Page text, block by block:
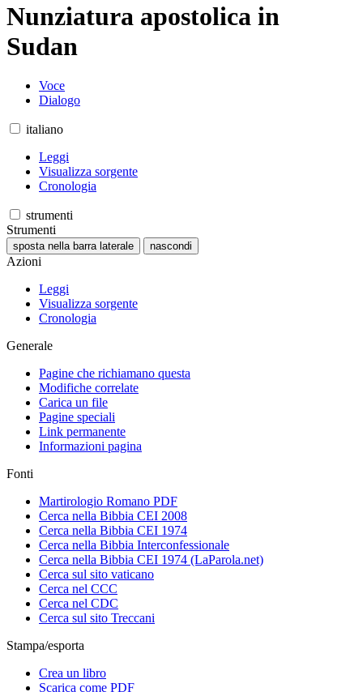
Nunziatura apostolica in
Sudan
Voce
Dialogo
italiano
Leggi
Visualizza sorgente
Cronologia
strumenti
Strumenti
sposta nella barra laterale nascondi
Azioni
Leggi
Visualizza sorgente
Cronologia
Generale
Pagine che richiamano questa
Modifiche correlate
Carica un file
Pagine speciali
Link permanente
Informazioni pagina
Fonti
Martirologio Romano PDF
Cerca nella Bibbia CEI 2008
Cerca nella Bibbia CEI 1974
Cerca nella Bibbia Interconfessionale
Cerca nella Bibbia CEI 1974 (LaParola.net)
Cerca sul sito vaticano
Cerca nel CCC
Cerca nel CDC
Cerca sul sito Treccani
Stampa/esporta
Crea un libro
Scarica come PDF